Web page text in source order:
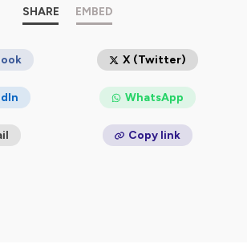
mariepierre1.bandcamp.com/
Visitez
ausha.co/politique-de-
SHARE EMBED
X (Twitter)
WhatsApp
Copy link